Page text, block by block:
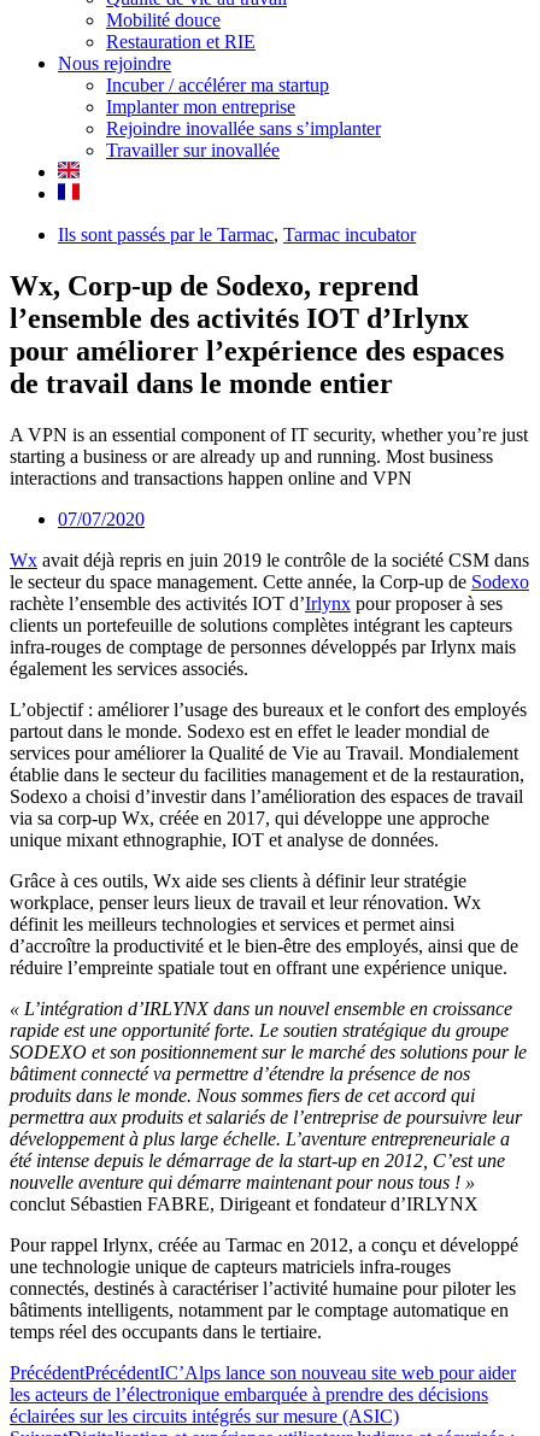
Mobilité douce
Restauration et RIE
Nous rejoindre
Incuber / accélérer ma startup
Implanter mon entreprise
Rejoindre inovallée sans s’implanter
Travailler sur inovallée
Ils sont passés par le Tarmac, Tarmac incubator
Wx, Corp-up de Sodexo, reprend
l’ensemble des activités IOT d’Irlynx
pour améliorer l’expérience des espaces
de travail dans le monde entier
A VPN is an essential component of IT security, whether you’re just
starting a business or are already up and running. Most business
interactions and transactions happen online and VPN
07/07/2020
Wx avait déjà repris en juin 2019 le contrôle de la société CSM dans
le secteur du space management. Cette année, la Corp-up de Sodexo
rachète l’ensemble des activités IOT d’Irlynx pour proposer à ses
clients un portefeuille de solutions complètes intégrant les capteurs
infra-rouges de comptage de personnes développés par Irlynx mais
également les services associés.
L’objectif : améliorer l’usage des bureaux et le confort des employés
partout dans le monde. Sodexo est en effet le leader mondial de
services pour améliorer la Qualité de Vie au Travail. Mondialement
établie dans le secteur du facilities management et de la restauration,
Sodexo a choisi d’investir dans l’amélioration des espaces de travail
via sa corp-up Wx, créée en 2017, qui développe une approche
unique mixant ethnographie, IOT et analyse de données.
Grâce à ces outils, Wx aide ses clients à définir leur stratégie
workplace, penser leurs lieux de travail et leur rénovation. Wx
définit les meilleurs technologies et services et permet ainsi
d’accroître la productivité et le bien-être des employés, ainsi que de
réduire l’empreinte spatiale tout en offrant une expérience unique.
« L’intégration d’IRLYNX dans un nouvel ensemble en croissance
rapide est une opportunité forte. Le soutien stratégique du groupe
SODEXO et son positionnement sur le marché des solutions pour le
bâtiment connecté va permettre d’étendre la présence de nos
produits dans le monde. Nous sommes fiers de cet accord qui
permettra aux produits et salariés de l’entreprise de poursuivre leur
développement à plus large échelle. L’aventure entrepreneuriale a
été intense depuis le démarrage de la start-up en 2012, C’est une
nouvelle aventure qui démarre maintenant pour nous tous ! »
conclut Sébastien FABRE, Dirigeant et fondateur d’IRLYNX
Pour rappel Irlynx, créée au Tarmac en 2012, a conçu et développé
une technologie unique de capteurs matriciels infra-rouges
connectés, destinés à caractériser l’activité humaine pour piloter les
bâtiments intelligents, notamment par le comptage automatique en
temps réel des occupants dans le tertiaire.
PrécédentPrécédentIC’Alps lance son nouveau site web pour aider
les acteurs de l’électronique embarquée à prendre des décisions
éclairées sur les circuits intégrés sur mesure (ASIC)